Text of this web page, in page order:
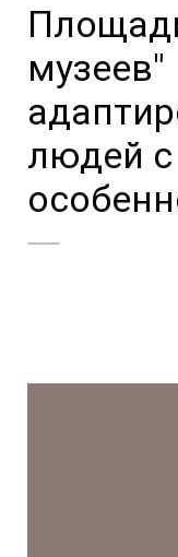
музеев"
людей